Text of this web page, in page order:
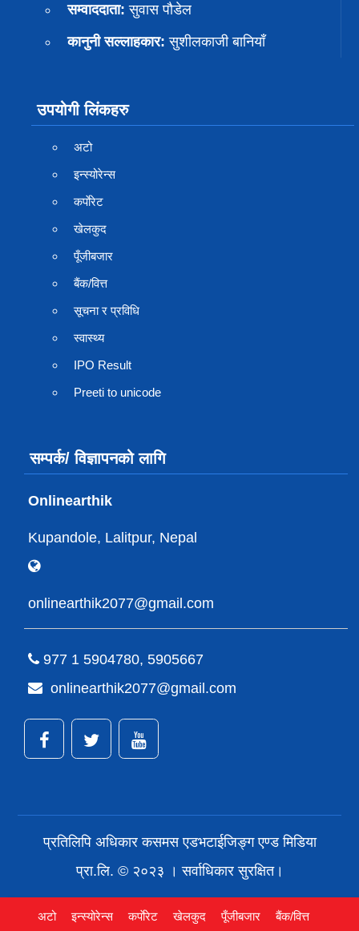
सम्वाददाता: सुवास पाैडेल
कानुनी सल्लाहकार: सुशीलकाजी बानियाँ
उपयोगी लिंकहरु
अटो
इन्स्योरेन्स
कर्पाेरेट
खेलकुद
पूँजीबजार
बैंक/वित्त
सूचना र प्रविधि
स्वास्थ्य
IPO Result
Preeti to unicode
सम्पर्क/ विज्ञापनको लागि
Onlinearthik
Kupandole, Lalitpur, Nepal
onlinearthik2077@gmail.com
977 1 5904780, 5905667
onlinearthik2077@gmail.com
प्रतिलिपि अधिकार कसमस एडभटाईजिङ्ग एण्ड मिडिया
प्रा.लि. © २०२३ । सर्वाधिकार सुरक्षित।
अटो इन्स्योरेन्स कर्पाेरेट खेलकुद पूँजीबजार
बैंक/वित्त